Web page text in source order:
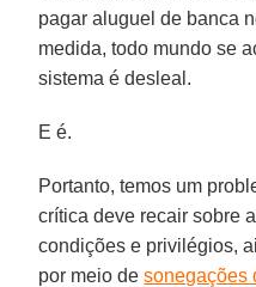
pagar aluguel de banca
medida, todo mundo se
sistema é desleal.
E é.
Portanto, temos um
crítica deve recair sobre
condições e privilégios,
por meio desonegações